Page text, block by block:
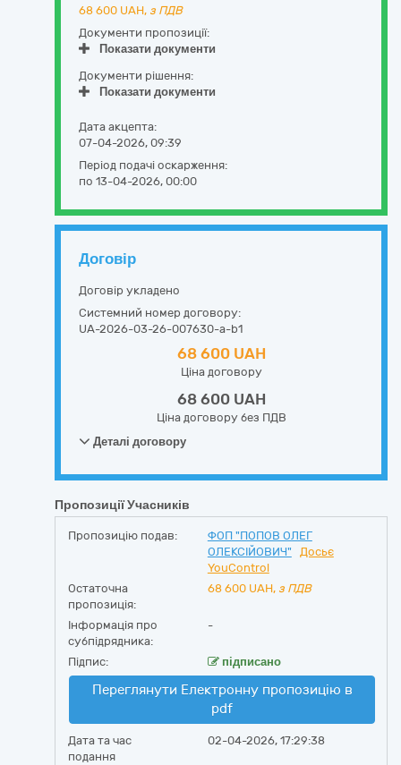
68 600 UAH, з ПДВ
Документи пропозиції:
Показати документи
Документи рішення:
Показати документи
Дата акцепта:
07-04-2026, 09:39
Період подачі оскарження:
по 13-04-2026, 00:00
Договір
Договір укладено
Системний номер договору:
UA-2026-03-26-007630-a-b1
68 600 UAH
Ціна договору
68 600 UAH
Ціна договору без ПДВ
Деталі договору
Пропозиції Учасників
Пропозицію подав:
ФОП "ПОПОВ ОЛЕГ
ОЛЕКСІЙОВИЧ"
Досьє
YouControl
Остаточна
пропозиція:
68 600 UAH, з ПДВ
Інформація про
субпідрядника:
-
Підпис: підписано
Переглянути Електронну пропозицію в
pdf
Дата та час
подання
02-04-2026, 17:29:38